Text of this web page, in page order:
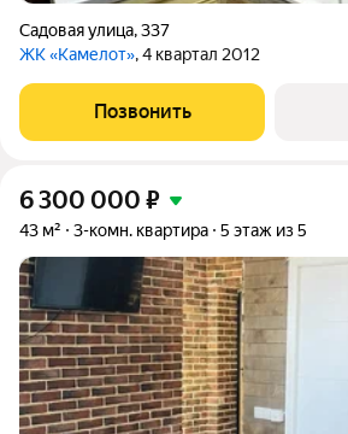
Садовая улица,337
ЖК «Камелот», 4 квартал 2012
Позвонить
6 300 000 ₽
43 м² 3-комн. квартира 5 этаж из 5